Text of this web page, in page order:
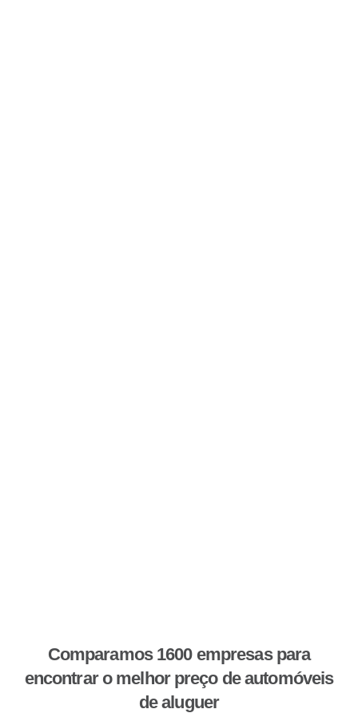
Comparamos 1600 empresas para
encontrar o melhor preço de automóveis
de aluguer